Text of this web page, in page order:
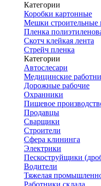
Категории
Коробки картонные
Мешки строительные
Пленка
Скотч клейкая лента
Стрейч пленка
Категории
Автослесари
Медицинские
Дорожные рабочие
Охранники
Пищевое
Продавцы
Сварщики
Строители
Сфера клининга
Электрики
Пескоструйщики
Водители
Тяжелая
Работники склада